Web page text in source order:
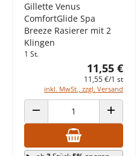
Gillette Venus
ComfortGlide Spa
Breeze Rasierer mit 2
Klingen
1 St.
11,55 €
11,55 €/1 st
inkl. MwSt., zzgl. Versand
ANZAHL VERRINGERN